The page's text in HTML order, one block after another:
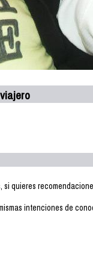
si quieres
intenciones de